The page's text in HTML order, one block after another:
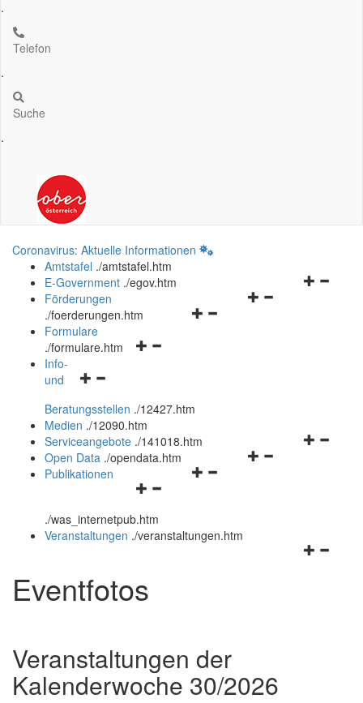
.
Telefon
.
Suche
.
Coronavirus: Aktuelle Informationen
Amtstafel ./amtstafel.htm
Navigationsmenü
E-Government ./egov.htm
Navigationsmenü
Förderungen
./foerderungen.htm
Navigationsmenü
Formulare
./formulare.htm
Navigationsmenü
und
schließen
Info-
und
Beratungsstellen ./12427.htm
Medien ./12090.htm
Navigationsmenü
Serviceangebote ./141018.htm
Navigationsmenü
Open Data ./opendata.htm
Navigationsmenü
und
schließen
Publikationen
./was_internetpub.htm
Veranstaltungen ./veranstaltungen.htm
Eventfotos
Veranstaltungen der
Kalenderwoche 30/2026